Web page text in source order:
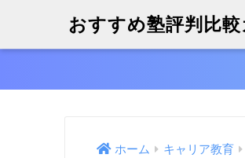
おすすめ塾評判比
ホーム キャリア教育